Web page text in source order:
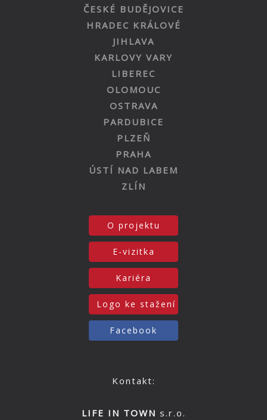
ČESKÉ BUDĚJOVICE
HRADEC KRÁLOVÉ
JIHLAVA
KARLOVY VARY
LIBEREC
OLOMOUC
OSTRAVA
PARDUBICE
PLZEŇ
PRAHA
ÚSTÍ NAD LABEM
ZLÍN
O projektu
E-vizitka
Kariéra
Logo ke stažení
Facebook
Kontakt:
LIFE IN TOWN s.r.o.